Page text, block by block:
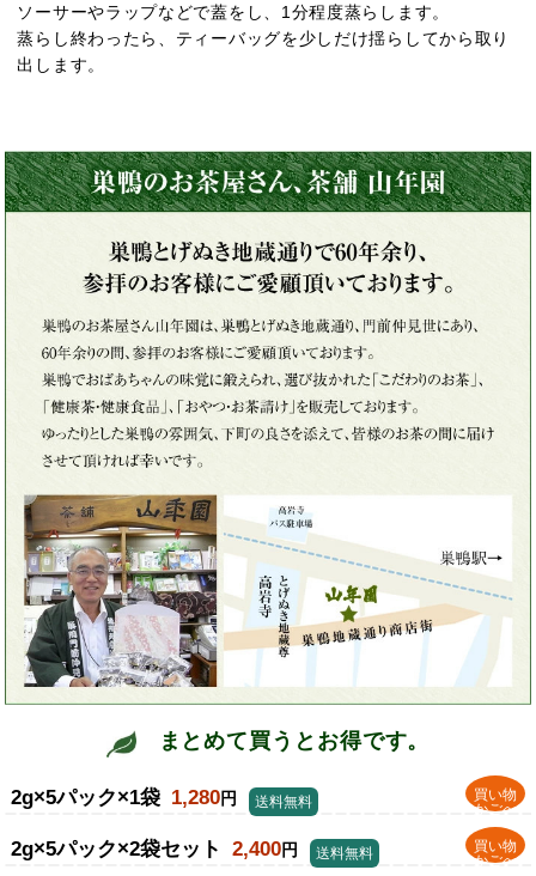
ソーサーやラップなどで蓋をし、1分程度蒸らします。
蒸らし終わったら、ティーバッグを少しだけ揺らしてから取り
出します。
まとめて買うとお得です。
2g×5パック×1袋 1,280円
買い物
かごへ
送料無料
2g×5パック×2袋セット 2,400円
買い物
かごへ
送料無料